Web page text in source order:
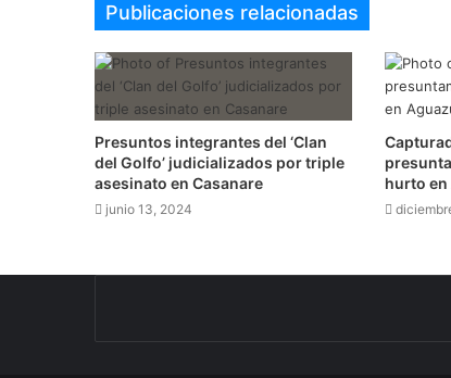
Publicaciones relacionadas
Presuntos integrantes del ‘Clan
del Golfo’ judicializados por triple
asesinato en Casanare
junio 13, 2024
hurto